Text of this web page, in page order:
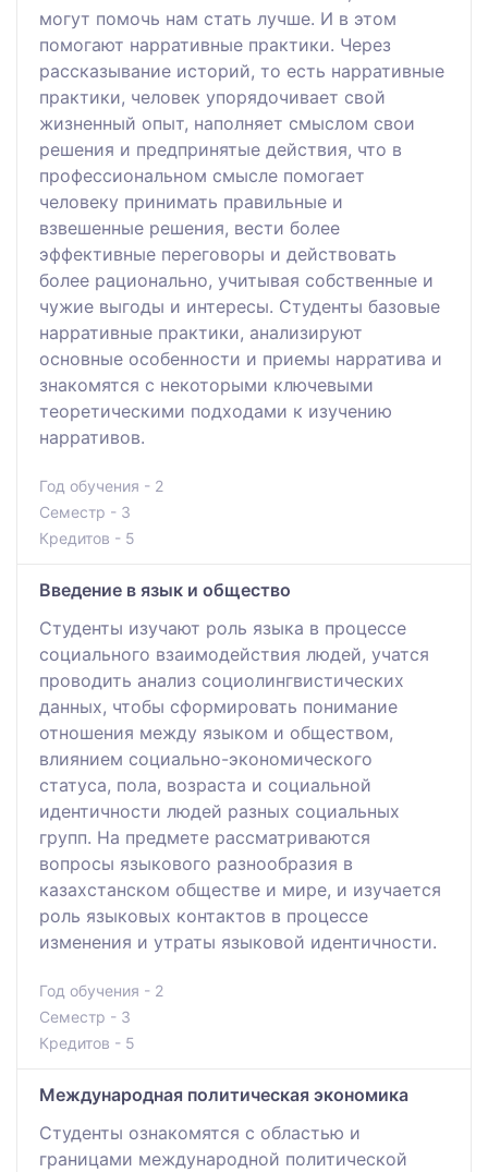
могут помочь нам стать лучше. И в этом
помогают нарративные практики. Через
рассказывание историй, то есть нарративные
практики, человек упорядочивает свой
жизненный опыт, наполняет смыслом свои
решения и предпринятые действия, что в
профессиональном смысле помогает
человеку принимать правильные и
взвешенные решения, вести более
эффективные переговоры и действовать
более рационально, учитывая собственные и
чужие выгоды и интересы. Студенты базовые
нарративные практики, анализируют
основные особенности и приемы нарратива и
знакомятся с некоторыми ключевыми
теоретическими подходами к изучению
нарративов.
Год обучения - 2
Семестр - 3
Кредитов - 5
Введение в язык и общество
Студенты изучают роль языка в процессе
социального взаимодействия людей, учатся
проводить анализ социолингвистических
данных, чтобы сформировать понимание
отношения между языком и обществом,
влиянием социально-экономического
статуса, пола, возраста и социальной
идентичности людей разных социальных
групп. На предмете рассматриваются
вопросы языкового разнообразия в
казахстанском обществе и мире, и изучается
роль языковых контактов в процессе
изменения и утраты языковой идентичности.
Год обучения - 2
Семестр - 3
Кредитов - 5
Международная политическая экономика
Студенты ознакомятся с областью и
границами международной политической